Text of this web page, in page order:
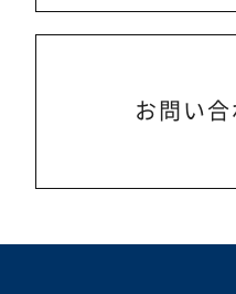
お問い